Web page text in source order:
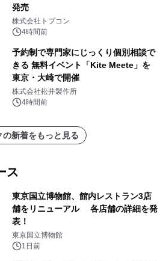
発売
株式会社トプコン
4時間前
予約制で専門家にじっくり個別相談で
きる 無料イベント「Kite Meete」を
東京・大崎で開催
株式会社松井製作所
4時間前
の新着をもっと見る
ス
東京国立博物館、館内レストラン3店
舗をリニューアル 各店舗の詳細を発
表！
東京国立博物館
1日前